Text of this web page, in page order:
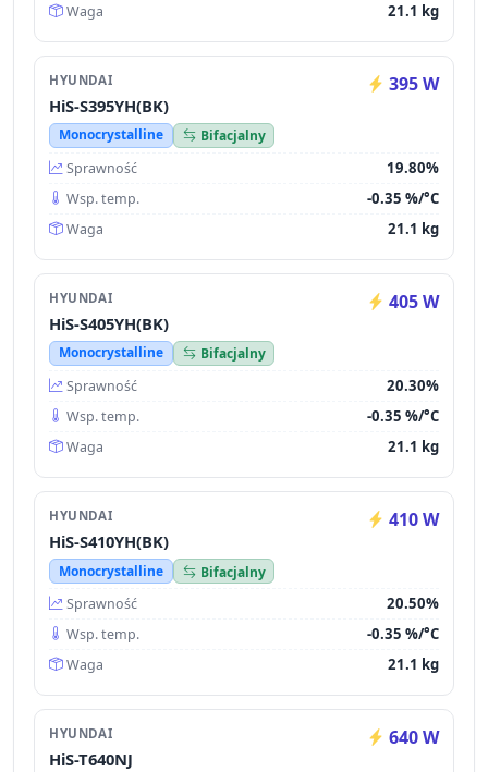
Waga 21.1 kg
HYUNDAI 395 W
HiS-S395YH(BK)
Monocrystalline
Bifacjalny
Sprawność
19.80%
Wsp. temp. -0.35 %/°C
Waga 21.1 kg
HYUNDAI 405 W
HiS-S405YH(BK)
Monocrystalline
Bifacjalny
Sprawność
20.30%
Wsp. temp. -0.35 %/°C
Waga 21.1 kg
HYUNDAI 410 W
HiS-S410YH(BK)
Monocrystalline
Bifacjalny
Sprawność
20.50%
Wsp. temp. -0.35 %/°C
Waga 21.1 kg
HYUNDAI 640 W
HiS-T640NJ